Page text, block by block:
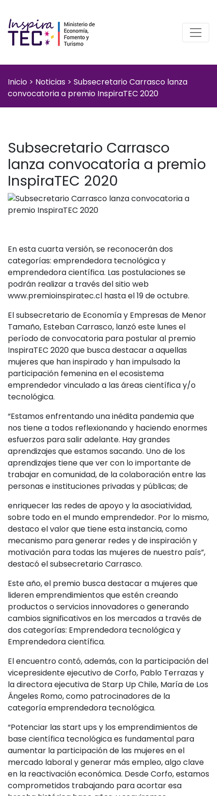
Inicio > Noticias > Subsecretario Carrasco lanza
convocatoria a premio InspiraTEC 2020
Subsecretario Carrasco
lanza convocatoria a premio
InspiraTEC 2020
En esta cuarta versión, se reconocerán dos
categorías: emprendedora tecnológica y
emprendedora científica. Las postulaciones se
podrán realizar a través del sitio web
www.premioinspiratec.cl hasta el 19 de octubre.
El subsecretario de Economía y Empresas de Menor
Tamaño, Esteban Carrasco, lanzó este lunes el
período de convocatoria para postular al premio
InspiraTEC 2020 que busca destacar a aquellas
mujeres que han inspirado y han impulsado la
participación femenina en el ecosistema
emprendedor vinculado a las áreas científica y/o
tecnológica.
“Estamos enfrentando una inédita pandemia que
nos tiene a todos reflexionando y haciendo enormes
esfuerzos para salir adelante. Hay grandes
aprendizajes que estamos sacando. Uno de los
aprendizajes tiene que ver con lo importante de
trabajar en comunidad, de la colaboración entre las
personas e instituciones privadas y públicas; de
enriquecer las redes de apoyo y la asociatividad,
sobre todo en el mundo emprendedor. Por lo mismo,
destaco el valor que tiene esta instancia, como
mecanismo para generar redes y de inspiración y
motivación para todas las mujeres de nuestro país”,
destacó el subsecretario Carrasco.
Este año, el premio busca destacar a mujeres que
lideren emprendimientos que estén creando
productos o servicios innovadores o generando
cambios significativos en los mercados a través de
dos categorías: Emprendedora tecnológica y
Emprendedora científica.
El encuentro contó, además, con la participación del
vicepresidente ejecutivo de Corfo, Pablo Terrazas y
la directora ejecutiva de Starp Up Chile, María de Los
Ángeles Romo, como patrocinadores de la
categoría emprendedora tecnológica.
“Potenciar las start ups y los emprendimientos de
base científica tecnológica es fundamental para
aumentar la participación de las mujeres en el
mercado laboral y generar más empleo, algo clave
en la reactivación económica. Desde Corfo, estamos
comprometidos trabajando para acortar esa